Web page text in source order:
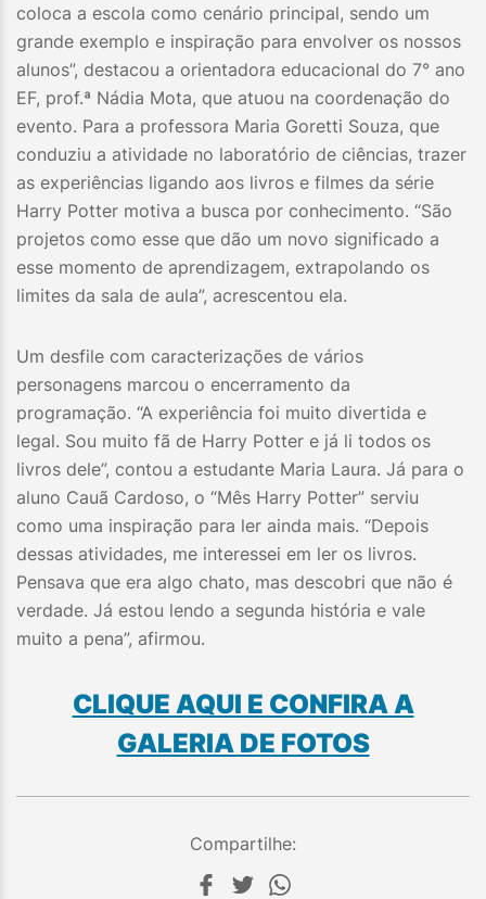
coloca a escola como cenário principal, sendo um
grande exemplo e inspiração para envolver os nossos
alunos”, destacou a orientadora educacional do 7° ano
EF, prof.ª Nádia Mota, que atuou na coordenação do
evento. Para a professora Maria Goretti Souza, que
conduziu a atividade no laboratório de ciências, trazer
as experiências ligando aos livros e filmes da série
Harry Potter motiva a busca por conhecimento. “São
projetos como esse que dão um novo significado a
esse momento de aprendizagem, extrapolando os
limites da sala de aula”, acrescentou ela.
Um desfile com caracterizações de vários
personagens marcou o encerramento da
programação. “A experiência foi muito divertida e
legal. Sou muito fã de Harry Potter e já li todos os
livros dele”, contou a estudante Maria Laura. Já para o
aluno Cauã Cardoso, o “Mês Harry Potter” serviu
como uma inspiração para ler ainda mais. “Depois
dessas atividades, me interessei em ler os livros.
Pensava que era algo chato, mas descobri que não é
verdade. Já estou lendo a segunda história e vale
muito a pena”, afirmou.
CLIQUE AQUI E CONFIRA A
GALERIA DE FOTOS
Compartilhe: